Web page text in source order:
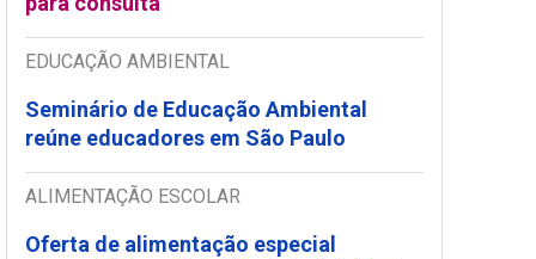
EDUCAÇÃO AMBIENTAL
Seminário de Educação Ambiental
reúne educadores em São Paulo
ALIMENTAÇÃO ESCOLAR
Oferta de alimentação especial